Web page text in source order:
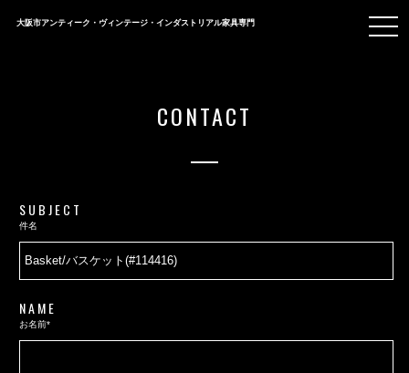
大阪市アンティーク・ヴィンテージ・インダストリアル家具専門
CONTACT
SUBJECT
件名
NAME
お名前*